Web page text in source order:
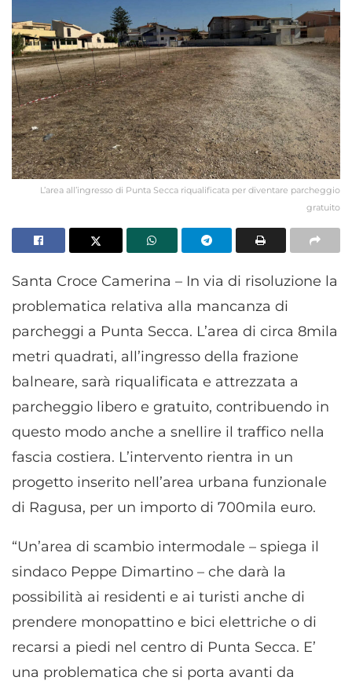
L’area all’ingresso di Punta Secca riqualificata per diventare parcheggio
gratuito
Santa Croce Camerina – In via di risoluzione la
problematica relativa alla mancanza di
parcheggi a Punta Secca. L’area di circa 8mila
metri quadrati, all’ingresso della frazione
balneare, sarà riqualificata e attrezzata a
parcheggio libero e gratuito, contribuendo in
questo modo anche a snellire il traffico nella
fascia costiera. L’intervento rientra in un
progetto inserito nell’area urbana funzionale
di Ragusa, per un importo di 700mila euro.
“Un’area di scambio intermodale – spiega il
sindaco Peppe Dimartino – che darà la
possibilità ai residenti e ai turisti anche di
prendere monopattino e bici elettriche o di
recarsi a piedi nel centro di Punta Secca. E’
una problematica che si porta avanti da